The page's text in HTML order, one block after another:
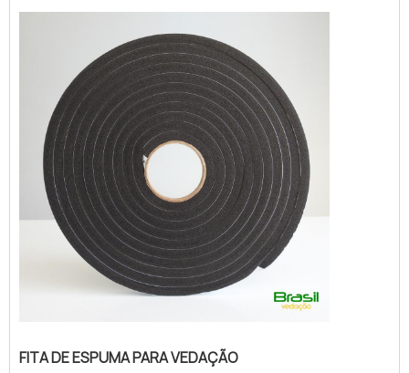
que não desbotam ou amarelam.MAIS
SOBRE FITA DE ESPUMA P...
FITA DE ESPUMA PARA VEDAÇÃO